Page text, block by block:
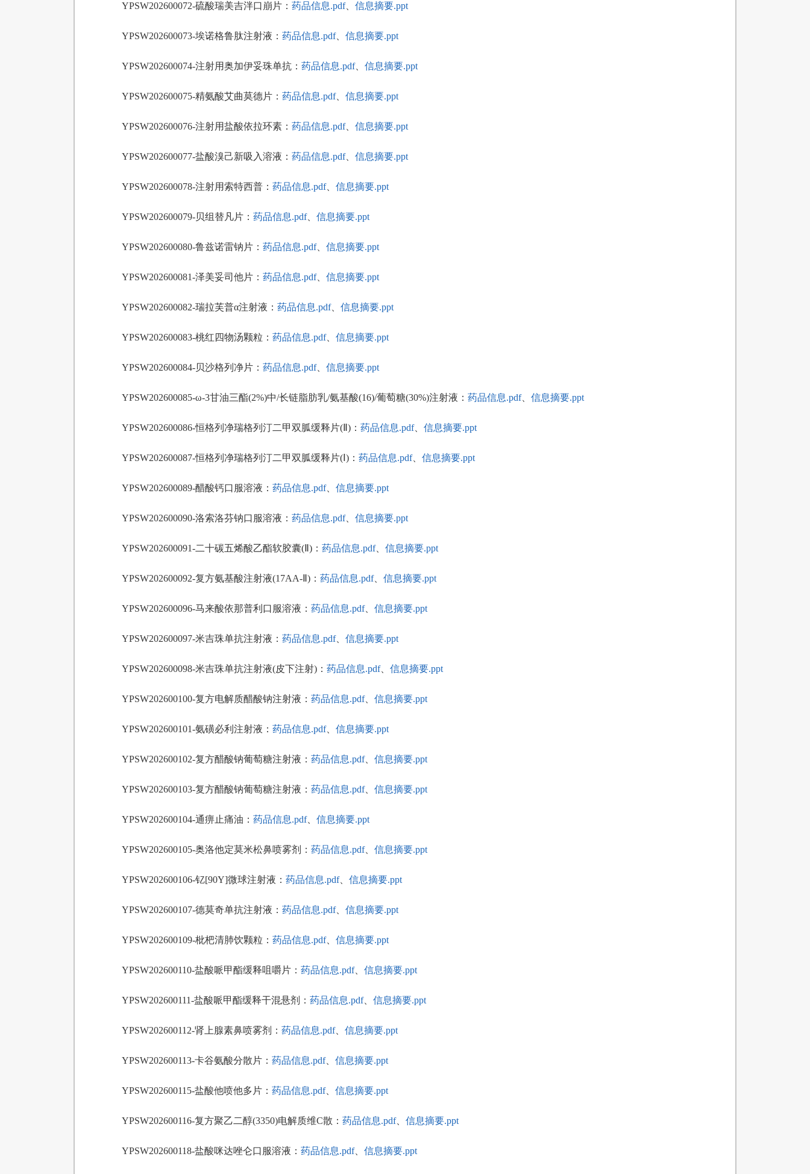
YPSW202600072-硫酸瑞美吉泮口崩片： 药品信息.pdf、 信息摘要.ppt
YPSW202600073-埃诺格鲁肽注射液： 药品信息.pdf、 信息摘要.ppt
YPSW202600074-注射用奥加伊妥珠单抗： 药品信息.pdf、 信息摘要.ppt
YPSW202600075-精氨酸艾曲莫德片： 药品信息.pdf、 信息摘要.ppt
YPSW202600076-注射用盐酸依拉环素： 药品信息.pdf、 信息摘要.ppt
YPSW202600077-盐酸溴己新吸入溶液： 药品信息.pdf、 信息摘要.ppt
YPSW202600078-注射用索特西普： 药品信息.pdf、 信息摘要.ppt
YPSW202600079-贝组替凡片： 药品信息.pdf、 信息摘要.ppt
YPSW202600080-鲁兹诺雷钠片： 药品信息.pdf、 信息摘要.ppt
YPSW202600081-泽美妥司他片： 药品信息.pdf、 信息摘要.ppt
YPSW202600082-瑞拉芙普α注射液： 药品信息.pdf、 信息摘要.ppt
YPSW202600083-桃红四物汤颗粒： 药品信息.pdf、 信息摘要.ppt
YPSW202600084-贝沙格列净片： 药品信息.pdf、 信息摘要.ppt
YPSW202600085-ω-3甘油三酯(2%)中/长链脂肪乳/氨基酸(16)/葡萄糖(30%)注射液： 药品信息.pdf、 信息摘要.ppt
YPSW202600086-恒格列净瑞格列汀二甲双胍缓释片(Ⅱ)： 药品信息.pdf、 信息摘要.ppt
YPSW202600087-恒格列净瑞格列汀二甲双胍缓释片(Ⅰ)： 药品信息.pdf、 信息摘要.ppt
YPSW202600089-醋酸钙口服溶液： 药品信息.pdf、 信息摘要.ppt
YPSW202600090-洛索洛芬钠口服溶液： 药品信息.pdf、 信息摘要.ppt
YPSW202600091-二十碳五烯酸乙酯软胶囊(Ⅱ)： 药品信息.pdf、 信息摘要.ppt
YPSW202600092-复方氨基酸注射液(17AA-Ⅱ)： 药品信息.pdf、 信息摘要.ppt
YPSW202600096-马来酸依那普利口服溶液： 药品信息.pdf、 信息摘要.ppt
YPSW202600097-米吉珠单抗注射液： 药品信息.pdf、 信息摘要.ppt
YPSW202600098-米吉珠单抗注射液(皮下注射)： 药品信息.pdf、 信息摘要.ppt
YPSW202600100-复方电解质醋酸钠注射液： 药品信息.pdf、 信息摘要.ppt
YPSW202600101-氨磺必利注射液： 药品信息.pdf、 信息摘要.ppt
YPSW202600102-复方醋酸钠葡萄糖注射液： 药品信息.pdf、 信息摘要.ppt
YPSW202600103-复方醋酸钠葡萄糖注射液： 药品信息.pdf、 信息摘要.ppt
YPSW202600104-通痹止痛油： 药品信息.pdf、 信息摘要.ppt
YPSW202600105-奥洛他定莫米松鼻喷雾剂： 药品信息.pdf、 信息摘要.ppt
YPSW202600106-钇[90Y]微球注射液： 药品信息.pdf、 信息摘要.ppt
YPSW202600107-德莫奇单抗注射液： 药品信息.pdf、 信息摘要.ppt
YPSW202600109-枇杷清肺饮颗粒： 药品信息.pdf、 信息摘要.ppt
YPSW202600110-盐酸哌甲酯缓释咀嚼片： 药品信息.pdf、 信息摘要.ppt
YPSW202600111-盐酸哌甲酯缓释干混悬剂： 药品信息.pdf、 信息摘要.ppt
YPSW202600112-肾上腺素鼻喷雾剂： 药品信息.pdf、 信息摘要.ppt
YPSW202600113-卡谷氨酸分散片： 药品信息.pdf、 信息摘要.ppt
YPSW202600115-盐酸他喷他多片： 药品信息.pdf、 信息摘要.ppt
YPSW202600116-复方聚乙二醇(3350)电解质维C散： 药品信息.pdf、 信息摘要.ppt
YPSW202600118-盐酸咪达唑仑口服溶液： 药品信息.pdf、 信息摘要.ppt